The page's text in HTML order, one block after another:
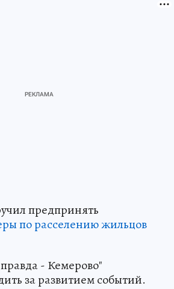
предпринять
по расселению жильцов
- Кемерово"
за развитием событий.